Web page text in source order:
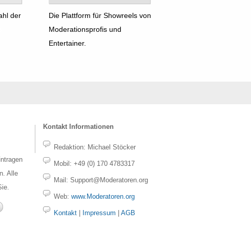
der
Die Plattform für Showreels von
Moderationsprofis und
Entertainer.
Alle
Kontakt Informationen
Redaktion: Michael Stöcker
Mobil: +49 (0) 170 4783317
Mail: Support@Moderatoren.org
Web:www.Moderatoren.org
Kontakt Impressum |AGB